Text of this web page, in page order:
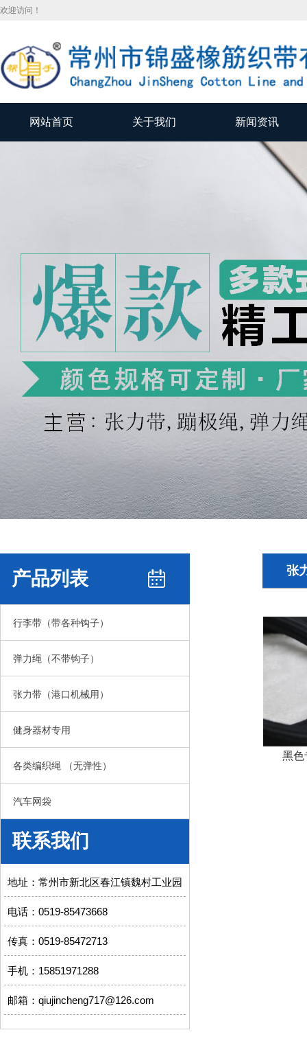
欢迎访问！
网站首页 关于我们 新闻资讯
产品列表
行李带（带各种钩子）
弹力绳（不带钩子）
张力带（港口机械用）
健身器材专用
各类编织绳 （无弹性）
汽车网袋
联系我们
地址：常州市新北区春江镇魏村工业园
电话：0519-85473668
传真：0519-85472713
手机：15851971288
邮箱：qiujincheng717@126.com
张
黑色